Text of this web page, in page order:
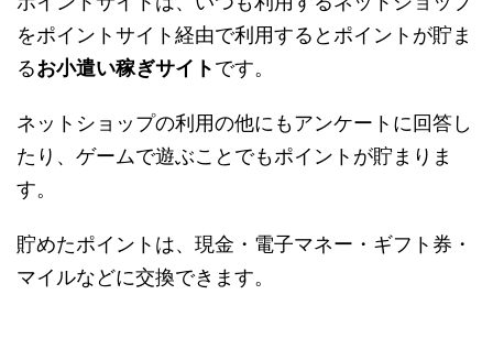
をポイントサイト経由で利用するとポイントが貯ま
るお小遣い稼ぎサイトです。
ネットショップの利用の他にもアンケートに回答し
たり、ゲームで遊ぶことでもポイントが貯まりま
す。
貯めたポイントは、現金・電子マネー・ギフト券・
マイルなどに交換できます。